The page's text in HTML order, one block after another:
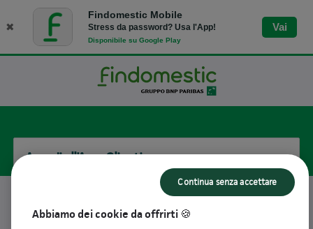
✖
Findomestic Mobile
Stress da password? Usa l'App!
Disponibile su Google Play
Vai
Accedi all'Area Clienti
Username
Abbiamo dei cookie da offrirti 🍪
Continua senza accettare